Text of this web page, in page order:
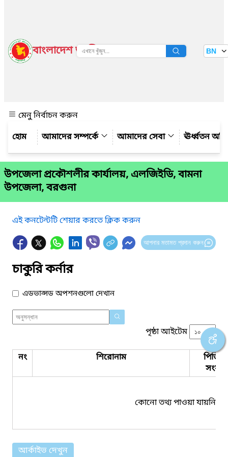
বাংলাদেশ জাতীয় তথ্য বাতায়ন BN
মেনু নির্বাচন করুন
আমাদের সম্পর্কে
আমাদের সেবা ঊর্ধ্বতন
উপজেলা প্রকৌশলীর কার্যালয়, এলজিইডি, বামনা
উপজেলা, বরগুনা
এই কনটেন্টটি শেয়ার করতে ক্লিক করুন
আপনার মতামত প্রদান করুন
চাকুরি কর্নার
এডভান্সড অপশনগুলো দেখান
পৃষ্ঠা আইটেম
নং শিরোনাম
কোনো তথ্য পাওয়া যায়নি।
আর্কাইভ দেখুন